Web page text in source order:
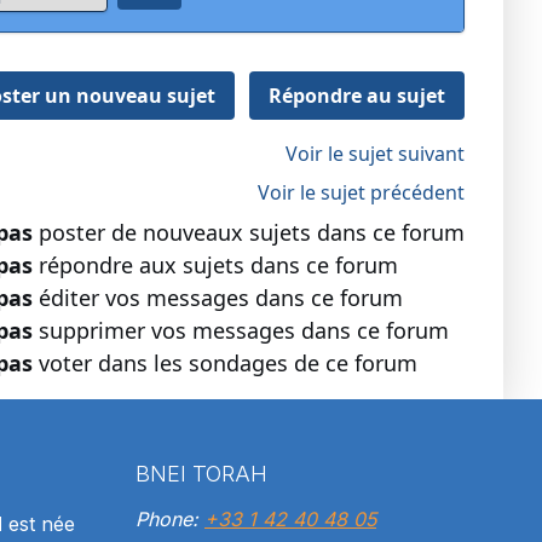
un nouveau sujet Répondre au sujet
Voir le sujet suivant
Voir le sujet précédent
poster de nouveaux sujets dans ce forum
répondre aux sujets dans ce forum
éditer vos messages dans ce forum
supprimer vos messages dans ce forum
voter dans les sondages de ce forum
est née
BNEI TORAH
Phone: +33 1 42 40 48 05